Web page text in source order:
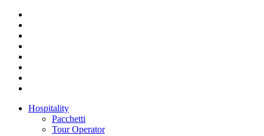
Hospitality
Pacchetti
Tour Operator